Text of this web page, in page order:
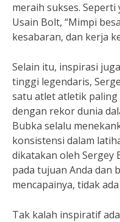
meraih sukses.
Usain Bolt, “Mimpi
kesabaran, dan kerja
Selain itu, inspirasi
tinggi legendaris,
satu atlet atletik paling
dengan rekor dunia
Bubka selalu
konsistensi dalam
dikatakan oleh Sergey
pada tujuan Anda dan
mencapainya, tidak
Tak kalah inspiratif